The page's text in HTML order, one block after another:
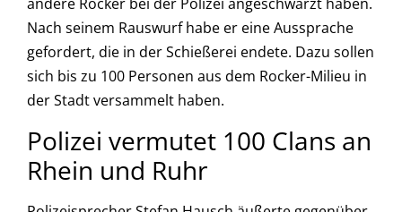
Nach seinem Rauswurf habe er eine Aussprache
gefordert, die in der Schießerei endete. Dazu sollen
sich bis zu 100 Personen aus dem Rocker-Milieu in
der Stadt versammelt haben.
Polizei vermutet 100 Clans an
Rhein und Ruhr